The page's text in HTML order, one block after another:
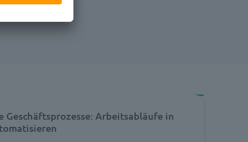
Geschäftsprozesse: Arbeitsabläufe in